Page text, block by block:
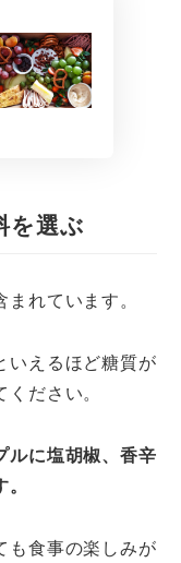
を選ぶ
れています。
いえるほど糖質が
ださい。
ルに塩胡椒、香辛
も食事の楽しみが